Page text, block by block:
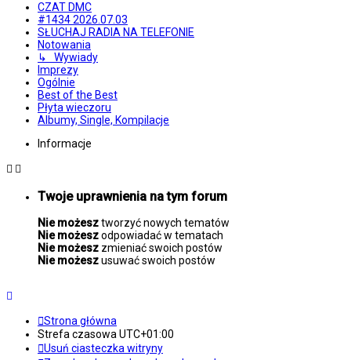
CZAT DMC
#1434 2026.07.03
SŁUCHAJ RADIA NA TELEFONIE
Notowania
↳ Wywiady
Imprezy
Ogólnie
Best of the Best
Płyta wieczoru
Albumy, Single, Kompilacje
Informacje
Twoje uprawnienia na tym forum
Nie możesztworzyć nowych tematów
Nie możeszodpowiadać w tematach
Nie możesz zmieniać swoich postów
Nie możeszusuwać swoich postów
Strona główna
Strefa czasowa UTC+01:00
Usuń ciasteczka witryny